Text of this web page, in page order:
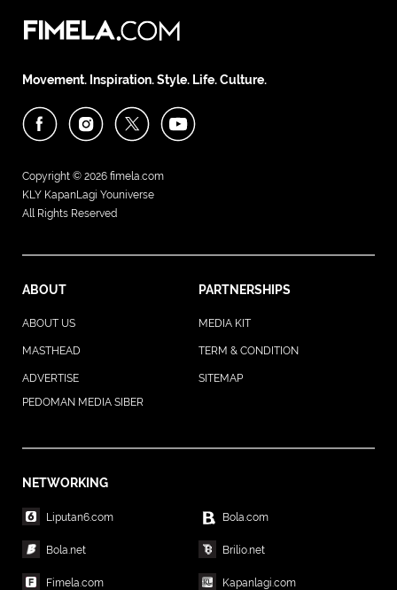
Movement. Inspiration. Style. Life. Culture.
Copyright © 2026 fimela.com
KLY KapanLagi Youniverse
All Rights Reserved
ABOUT PARTNERSHIPS
ABOUT US MEDIA KIT
MASTHEAD TERM & CONDITION
ADVERTISE
SITEMAP
PEDOMAN MEDIA SIBER
NETWORKING
Liputan6.com Bola.com
Bola.net Brilio.net
Fimela.com Kapanlagi.com